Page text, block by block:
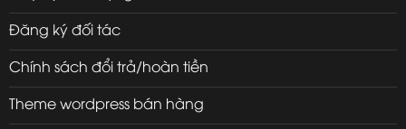
Đăng ký đối tác
Chính sách đổi trả/hoàn tiền
Theme wordpress bán hàng